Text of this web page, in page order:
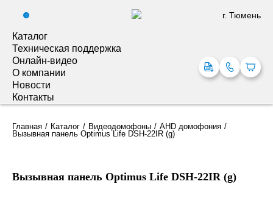
0 г. Тюмень
Каталог
Техническая поддержка
Онлайн-видео
О компании
Новости
Контакты
Главная Каталог Видеодомофоны
AHD домофония
Вызывная панель Optimus Life DSH-22IR (g)
Вызывная панель Optimus Life DSH-22IR (g)